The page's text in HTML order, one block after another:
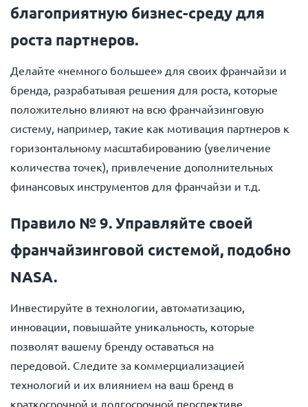
благоприятную бизнес-среду для
роста партнеров.
Делайте «немного большее» для своих франчайзи и
бренда, разрабатывая решения для роста, которые
положительно влияют на всю франчайзинговую
систему, например, такие как мотивация партнеров к
горизонтальному масштабированию (увеличение
количества точек), привлечение дополнительных
финансовых инструментов для франчайзи и т.д.
Правило № 9. Управляйте своей
франчайзинговой системой, подобно
NASA.
Инвестируйте в технологии, автоматизацию,
инновации, повышайте уникальность, которые
позволят вашему бренду оставаться на
передовой. Следите за коммерциализацией
технологий и их влиянием на ваш бренд в
краткосрочной и долгосрочной перспективе.